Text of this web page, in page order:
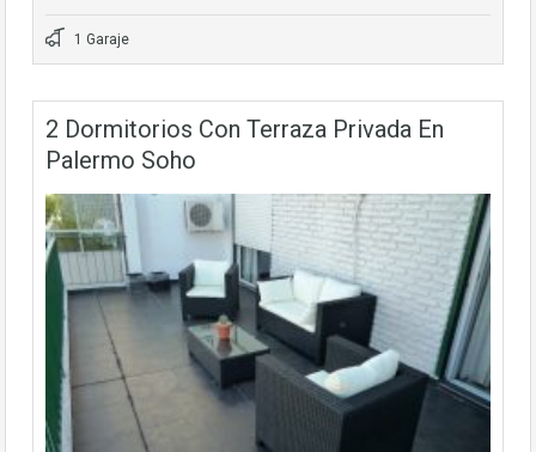
1 Garaje
2 Dormitorios Con Terraza Privada En
Palermo Soho